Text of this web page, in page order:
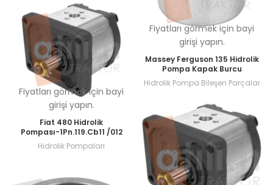
Fiyatları görmek için bayi
girişi yapın.
Massey Ferguson 135 Hidrolik
Pompa Kapak Burcu
Hidrolik Pompa Bileşen Parçalar
Fiyatları görmek için bayi
girişi yapın.
Fiat 480 Hidrolik
Pompası-1Pn.119.Cb11 /012
Hidrolik Pompaları